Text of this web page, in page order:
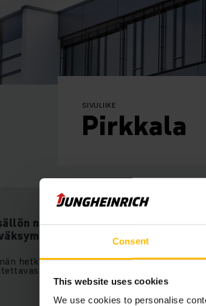
Consent
This website uses cookies
We use cookies to personalise
SIVULIIKE
Pirkkala
näyttäminen edellyttää
hetkisten evästeasetuksienne nojalla
voi näyttää tätä sisältöä.